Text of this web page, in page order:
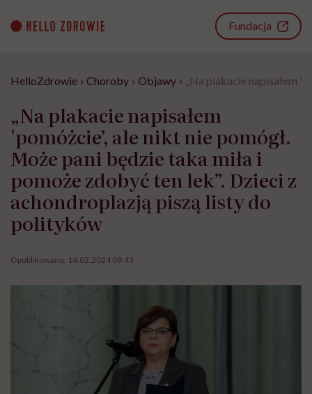
content
Fundacja
HelloZdrowie › Choroby › Objawy › „Na plakacie napisałem
„Na plakacie napisałem
'pomóżcie’, ale nikt nie pomógł.
Może pani będzie taka miła i
pomoże zdobyć ten lek”. Dzieci z
achondroplazją piszą listy do
polityków
Opublikowano: 14.02.2024 09:43